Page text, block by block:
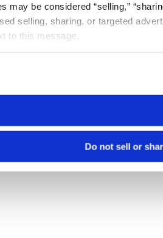
may be considered “selling,”
selling, sharing, or targeted
to this message.
Do not sell or